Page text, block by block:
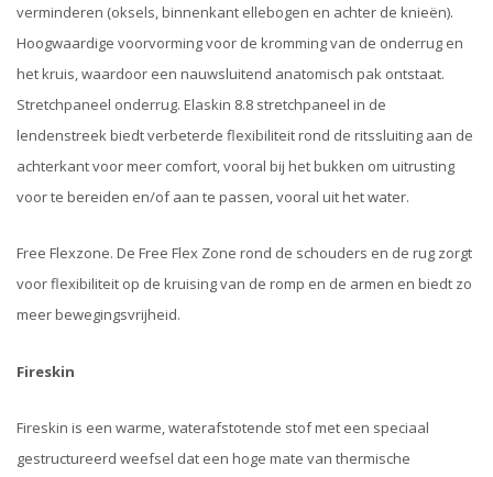
verminderen (oksels, binnenkant ellebogen en achter de knieën).
Hoogwaardige voorvorming voor de kromming van de onderrug en
het kruis, waardoor een nauwsluitend anatomisch pak ontstaat.
Stretchpaneel onderrug. Elaskin 8.8 stretchpaneel in de
lendenstreek biedt verbeterde flexibiliteit rond de ritssluiting aan de
achterkant voor meer comfort, vooral bij het bukken om uitrusting
voor te bereiden en/of aan te passen, vooral uit het water.
Free Flexzone. De Free Flex Zone rond de schouders en de rug zorgt
voor flexibiliteit op de kruising van de romp en de armen en biedt zo
meer bewegingsvrijheid.
Fireskin
Fireskin is een warme, waterafstotende stof met een speciaal
gestructureerd weefsel dat een hoge mate van thermische